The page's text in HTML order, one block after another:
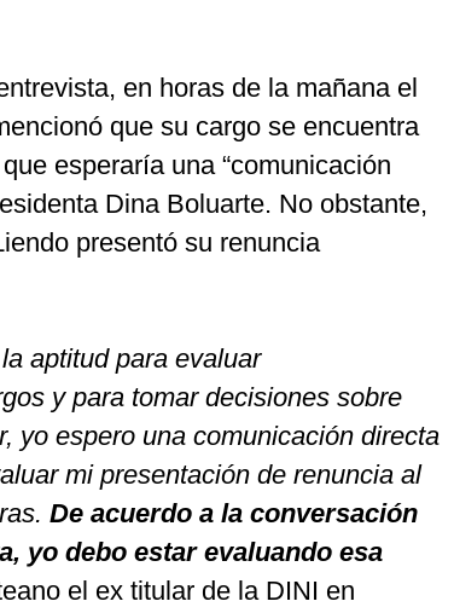
en horas de la mañana el
que su cargo se encuentra
esperaría una “comunicación
Dina Boluarte. No obstante,
presentó su renuncia
aptitud para evaluar
y para tomar decisiones sobre
yo espero una comunicación directa
mi presentación de renuncia al
De acuerdo a la conversación
yo debo estar evaluando esa
el ex titular de la DINI en